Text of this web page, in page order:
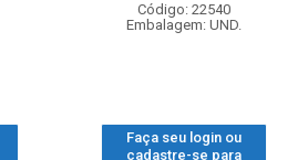
Código: 22540
Embalagem: UND.
Faça seu login ou
cadastre-se para